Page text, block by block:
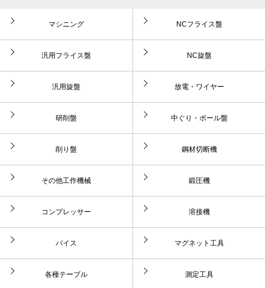
マシニング NCフライス盤
汎用フライス盤 NC旋盤
汎用旋盤 放電・ワイヤー
研削盤 中ぐり・ボール盤
削り盤 鋼材切断機
その他工作機械 鍛圧機
コンプレッサー 溶接機
バイス マグネット工具
各種テーブル 測定工具